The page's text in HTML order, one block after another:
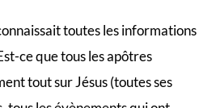
toutes les informations
ce que tous les apôtres
tout sur Jésus (toutes ses